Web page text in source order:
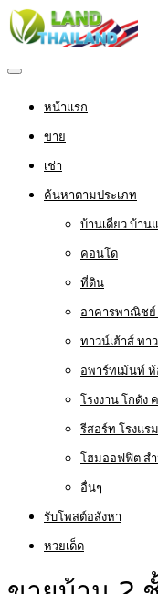
หน้าแรก
ขาย
เช่า
ค้นหาตามประเภท
บ้านเดี่ยว บ้าน
คอนโด
ที่ดิน
อาคารพาณิชย์
ทาวน์เฮ้าส์ ทา
อพาร์ทเม้นท์ ห้
โรงงาน โกดัง
รีสอร์ท โรงแรม
โฮมออฟฟิต ส
อื่นๆ
รับโพสต์อสังหา
หวยเด็ด